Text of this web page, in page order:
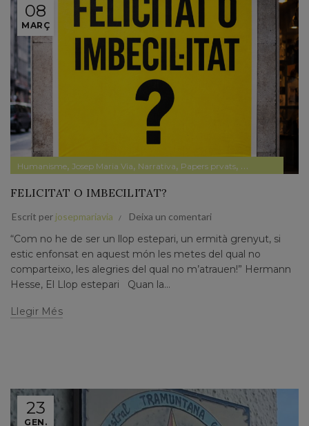
08
MARÇ
Humanisme, Josep Maria Via, Narrativa, Papers prvats, Pensament
FELICITAT O IMBECILITAT?
Escrit per josepmariavia Deixa un comentari
“Com no he de ser un llop estepari, un ermità grenyut, si
estic enfonsat en aquest món les metes del qual no
comparteixo, les alegries del qual no m’atrauen!” Hermann
Hesse, El Llop estepari Quan la...
Llegir Més
23
GEN.